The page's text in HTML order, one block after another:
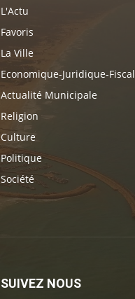
L'Actu
Favoris
La Ville
Economique-Juridique-Fiscal
Actualité Municipale
Religion
Culture
Politique
Société
SUIVEZ NOUS